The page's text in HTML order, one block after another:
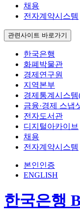
채용
전자계약시스템
관련사이트 바로가기
한국은행
화폐박물관
경제연구원
지역본부
경제통계시스템
금융·경제 스냅
전자도서관
디지털아카이브
채용
전자계약시스템
본인인증
ENGLISH
한국은행